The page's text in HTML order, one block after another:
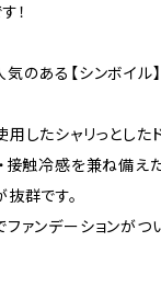
！
のある【シンボイル
したシャリっとした
接触冷感を兼ね備え
群です。
ァンデーションがつ